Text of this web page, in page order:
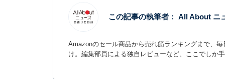
この記事の執筆者： All About ニ
Amazonのセール商品から売れ筋ランキングまで、
け。編集部員による独自レビューなど、ここでしか